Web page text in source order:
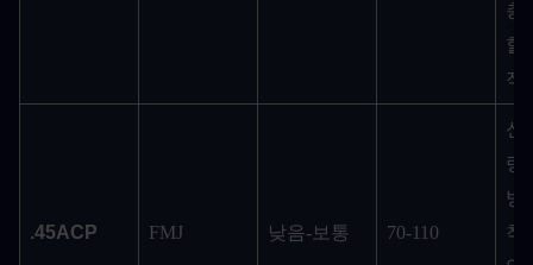
총
할
적
.45ACP FMJ 낮음-보통 70-110
신
량
방
착